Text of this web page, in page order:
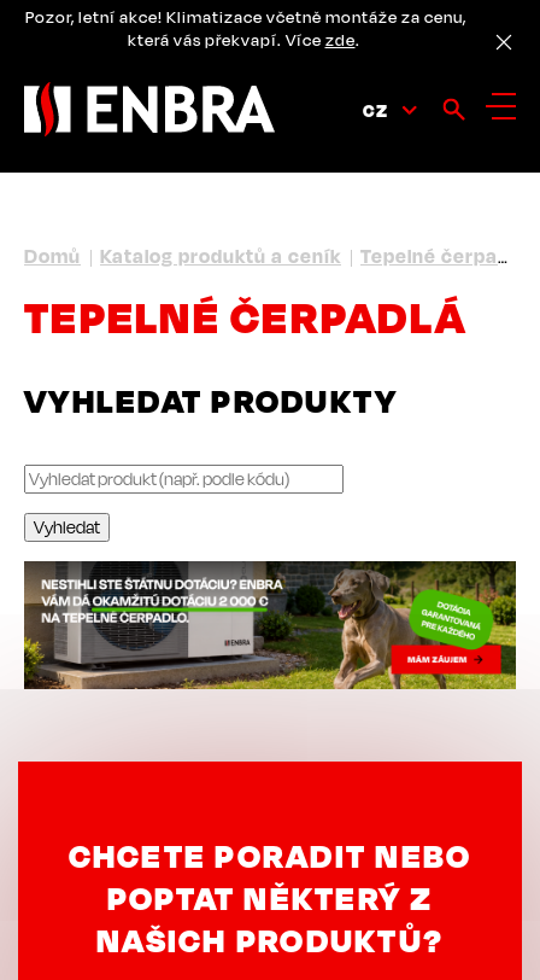
PřejítPozor, letní akce! Klimatizace včetně montáže za cenu,
která vás překvapí. Více zde.
CZ
DROBEČKOVÁ
NAVIGACE
Domů Katalog produktů a ceník Tepelné čerpadlá
TEPELNÉ ČERPADLÁ
VYHLEDAT PRODUKTY
Image
CHCETE PORADIT NEBO
POPTAT NĚKTERÝ Z
NAŠICH PRODUKTŮ?